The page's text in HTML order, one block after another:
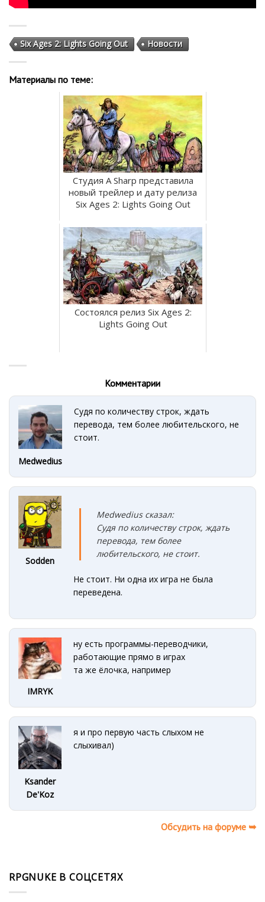
Six Ages 2: Lights Going Out Новости
Материалы по теме:
Студия A Sharp представила
новый трейлер и дату релиза
Six Ages 2: Lights Going Out
Состоялся релиз Six Ages 2:
Lights Going Out
Комментарии
Medwedius
Судя по количеству строк, ждать
перевода, тем более любительского, не
стоит.
Sodden
Medwedius сказал:
Судя по количеству строк, ждать
перевода, тем более
любительского, не стоит.
Не стоит. Ни одна их игра не была
переведена.
IMRYK
ну есть программы-переводчики,
работающие прямо в играх
та же ёлочка, например
Ksander
De'Koz
я и про первую часть слыхом не
слыхивал)
Обсудить на форуме ➥
RPGNUKE В СОЦСЕТЯХ